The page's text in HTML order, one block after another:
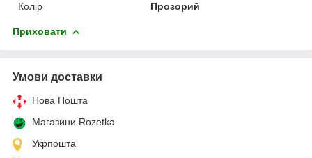
Колір
Прозорий
Приховати
Умови доставки
Нова Пошта
Магазини Rozetka
Укрпошта